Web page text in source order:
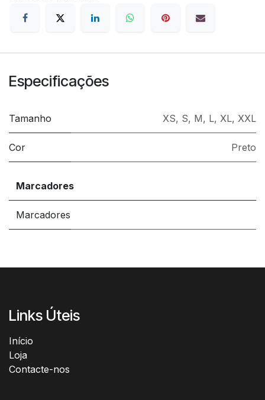
Especificações
Tamanho XS, S, M, L, XL, XXL
Cor Preto
Marcadores
Marcadores
Links Úteis
Início​
Loja
Contacte-nos